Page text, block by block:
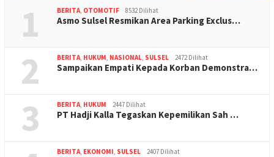
1 BERITA, OTOMOTIF 8532 Dilihat
Asmo Sulsel Resmikan Area Parking Exclus…
2 BERITA, HUKUM, NASIONAL, SULSEL 2472 Dilihat
Sampaikan Empati Kepada Korban Demonstra…
3 BERITA, HUKUM 2447 Dilihat
PT Hadji Kalla Tegaskan Kepemilikan Sah …
BERITA, EKONOMI, SULSEL 2407 Dilihat